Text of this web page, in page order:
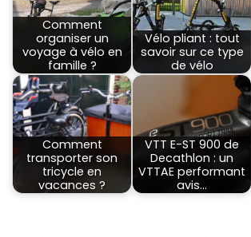
Comment
organiser un
voyage à vélo en
famille ?
Vélo pliant : tout
savoir sur ce type
de vélo
Comment
transporter son
tricycle en
vacances ?
VTT E-ST 900 de
Decathlon : un
VTTAE performant
avis…